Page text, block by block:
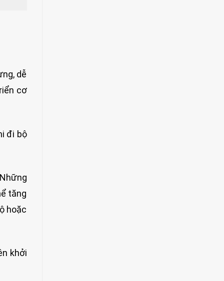
dễ
cơ
đi bộ
tăng
hoặc
khởi